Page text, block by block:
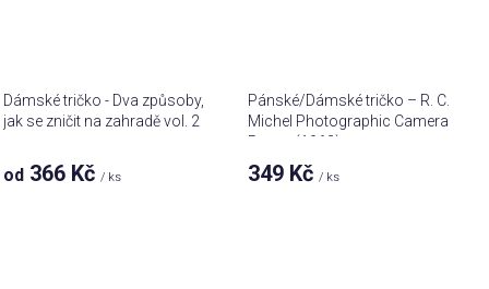
Dámské tričko - Dva způsoby,
jak se zničit na zahradě vol. 2
od 366 Kč/ ks
Pánské/Dámské tričko – R. C.
Michel Photographic Camera
Patent (1963)
349 Kč/ ks